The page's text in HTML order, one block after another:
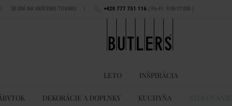
| 30 DNÍ NA VRÁTENIE TOVARU | +420 777 751 116 ( Po-Pi: 9:00-17:00h )
LETO INŠPIRÁCIA
DEKORÁCIE A DOPLNKY KUCHYŇA STOLOVANIE